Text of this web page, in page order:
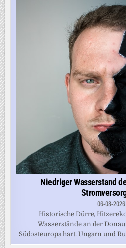
Niedriger Wasserstand
06-08-2026
Historische Dürre,
Wasserstände an der
Südosteuropa hart. Ungarn und